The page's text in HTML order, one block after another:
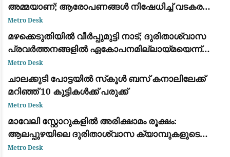
അമ്മയാണ്; ആരോപണങ്ങൾ നിഷേധിച്ച് വടകര
എംഡിഎംഎ കേസിൽ അറസ്റ്റിലായ കീർത്തന
Metro Desk
മഴക്കെടുതിയിൽ വീർപ്പുമുട്ടി നാട്; ദുരിതാശ്വാസ
പ്രവർത്തനങ്ങളിൽ ഏകോപനമില്ലായ്മയെന്ന്
ആക്ഷേപം, രാഷ്ട്രീയ പോര് കനക്കുന്നു
Metro Desk
ചാലക്കുടി പോട്ടയില്‍ സ്‌കൂള്‍ ബസ് കനാലിലേക്ക്
മറിഞ്ഞ് 10 കുട്ടികള്‍ക്ക് പരുക്ക്
Metro Desk
മാവേലി സ്റ്റോറുകളിൽ അരിക്ഷാമം രൂക്ഷം:
ആലപ്പുഴയിലെ ദുരിതാശ്വാസ ക്യാമ്പുകളുടെ
പ്രവർത്തനം പ്രതിസന്ധിയിൽ
Metro Desk